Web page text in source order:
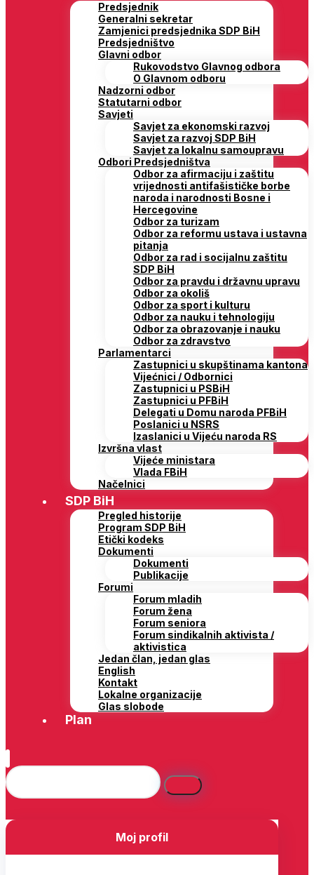
Predsjednik
Generalni sekretar
Zamjenici predsjednika SDP BiH
Predsjedništvo
Glavni odbor
Rukovodstvo Glavnog odbora
O Glavnom odboru
Nadzorni odbor
Statutarni odbor
Savjeti
Savjet za ekonomski razvoj
Savjet za razvoj SDP BiH
Savjet za lokalnu samoupravu
Odbori Predsjedništva
Odbor za afirmaciju i zaštitu
vrijednosti antifašističke borbe
naroda i narodnosti Bosne i
Hercegovine
Odbor za turizam
Odbor za reformu ustava i ustavna
pitanja
Odbor za rad i socijalnu zaštitu
SDP BiH
Odbor za pravdu i državnu upravu
Odbor za okoliš
Odbor za sport i kulturu
Odbor za nauku i tehnologiju
Odbor za obrazovanje i nauku
Odbor za zdravstvo
Parlamentarci
Zastupnici u skupštinama kantona
Vijećnici / Odbornici
Zastupnici u PSBiH
Zastupnici u PFBiH
Delegati u Domu naroda PFBiH
Poslanici u NSRS
Izaslanici u Vijeću naroda RS
Izvršna vlast
Vijeće ministara
Vlada FBiH
Načelnici
SDP BiH
Pregled historije
Program SDP BiH
Etički kodeks
Dokumenti
Dokumenti
Publikacije
Forumi
Forum mladih
Forum žena
Forum seniora
Forum sindikalnih aktivista /
aktivistica
Jedan član, jedan glas
English
Kontakt
Lokalne organizacije
Glas slobode
Plan
Moj profil